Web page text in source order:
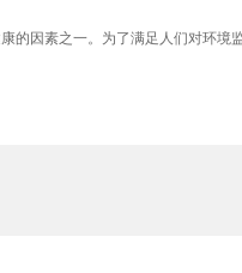
因素之一。为了满足人们对环境